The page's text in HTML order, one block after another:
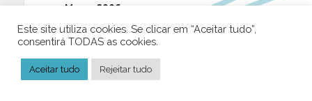
Março 2006
Fevereiro 2006
Dezembro 2005
Este site utiliza cookies. Se clicar em “Aceitar tudo”,
consentirá TODAS as cookies.
Aceitar tudo Rejeitar tudo